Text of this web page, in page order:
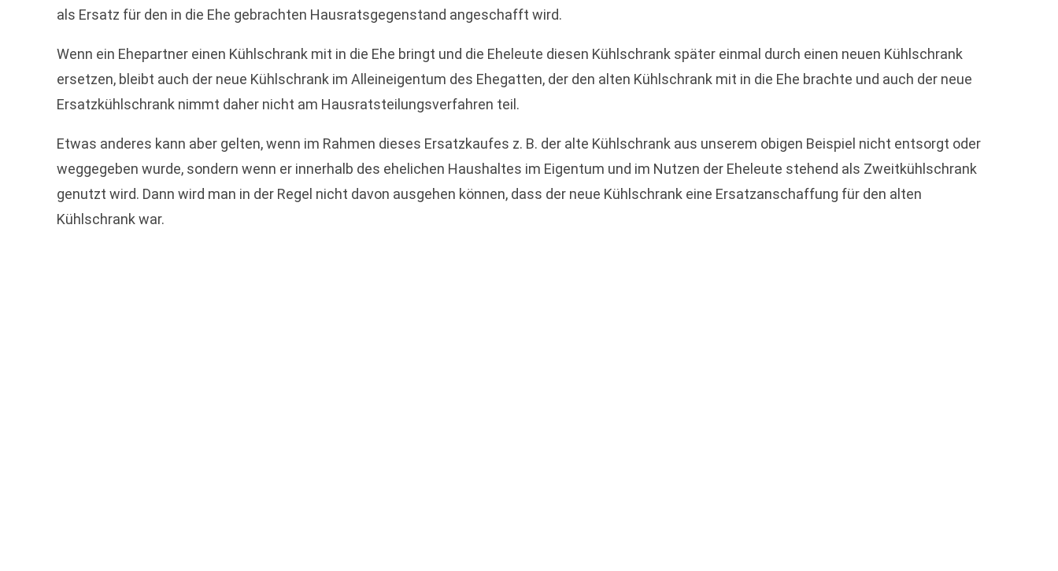
als Ersatz für den in die Ehe gebrachten Hausratsgegenstand angeschafft wird.
Wenn ein Ehepartner einen Kühlschrank mit in die Ehe bringt und die Eheleute diesen Kühlschrank später einmal durch einen neuen Kühlschrank
ersetzen, bleibt auch der neue Kühlschrank im Alleineigentum des Ehegatten, der den alten Kühlschrank mit in die Ehe brachte und auch der neue
Ersatzkühlschrank nimmt daher nicht am Hausratsteilungsverfahren teil.
Etwas anderes kann aber gelten, wenn im Rahmen dieses Ersatzkaufes z. B. der alte Kühlschrank aus unserem obigen Beispiel nicht entsorgt oder
weggegeben wurde, sondern wenn er innerhalb des ehelichen Haushaltes im Eigentum und im Nutzen der Eheleute stehend als Zweitkühlschrank
genutzt wird. Dann wird man in der Regel nicht davon ausgehen können, dass der neue Kühlschrank eine Ersatzanschaffung für den alten
Kühlschrank war.